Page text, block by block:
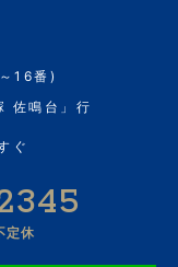
16番)
佐鳴台」行
ぐ
定休